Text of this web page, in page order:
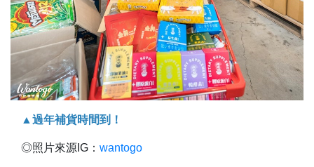
▲過年補貨時間到！
◎照片來源IG： wantogo